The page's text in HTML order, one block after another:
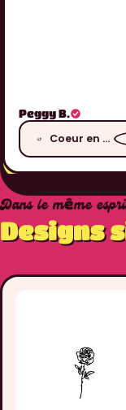
Peggy B.
Coeur en fleur
Dans le même
Designs